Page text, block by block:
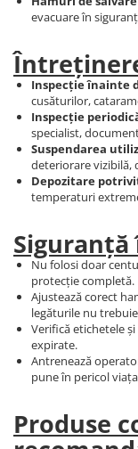
evacuare în
Inspecție înainte
cusăturilor,
Inspecție
specialist,
Suspendarea
deteriorare vizibilă,
Depozitare
temperaturi
Nu folosi doar
protecție completă.
Ajustează corect
legăturile nu
Verifică etichetele
expirate.
Antrenează
pune în pericol
Produse